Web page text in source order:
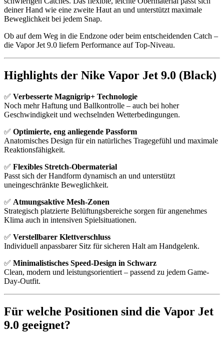
deiner Hand wie eine zweite Haut an und unterstützt maximale
Beweglichkeit bei jedem Snap.
Ob auf dem Weg in die Endzone oder beim entscheidenden Catch –
die Vapor Jet 9.0 liefern Performance auf Top-Niveau.
Highlights der Nike Vapor Jet 9.0 (Black)
✅ Verbesserte Magnigrip+ Technologie
Noch mehr Haftung und Ballkontrolle – auch bei hoher
Geschwindigkeit und wechselnden Wetterbedingungen.
✅ Optimierte, eng anliegende Passform
Anatomisches Design für ein natürliches Tragegefühl und maximale
Reaktionsfähigkeit.
✅ Flexibles Stretch-Obermaterial
Passt sich der Handform dynamisch an und unterstützt
uneingeschränkte Beweglichkeit.
✅ Atmungsaktive Mesh-Zonen
Strategisch platzierte Belüftungsbereiche sorgen für angenehmes
Klima auch in intensiven Spielsituationen.
✅ Verstellbarer Klettverschluss
Individuell anpassbarer Sitz für sicheren Halt am Handgelenk.
✅ Minimalistisches Speed-Design in Schwarz
Clean, modern und leistungsorientiert – passend zu jedem Game-
Day-Outfit.
Für welche Positionen sind die Vapor Jet
9.0 geeignet?